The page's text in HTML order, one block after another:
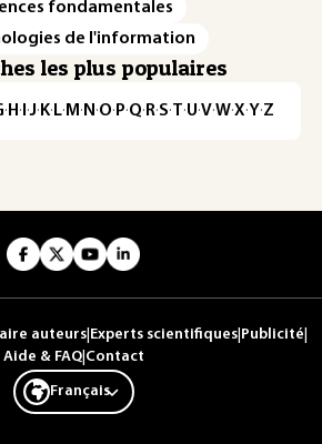
fondamentales
de l'information
les plus populaires
· H · ·J· K· L· M · N ·O· P·Q· R·S·T·U·V·W·X·Y·Z
auteurs Experts scientifiques Publicité
Aide & FAQ| Contact
Français